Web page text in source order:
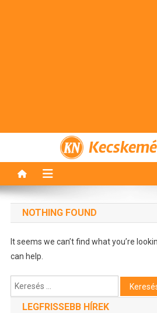
NOTHING FOUND
It seems we can’t find what you’re
can help.
Keresés:
LEGFRISSEBB HÍREK